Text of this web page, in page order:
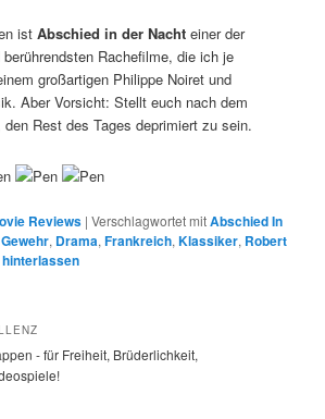
istAbschied in der Nacht einer der
Rachefilme, die ich je
großartigen Philippe Noiret und
Aber Vorsicht: Stellt euch nach dem
Rest des Tages deprimiert zu sein.
Reviews |Verschlagwortet mitAbschied In
, Drama,Frankreich,Klassiker, Robert